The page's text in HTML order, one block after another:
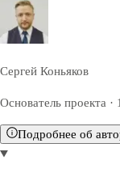
Сергей Коньяков
Основатель проекта
Подробнее об